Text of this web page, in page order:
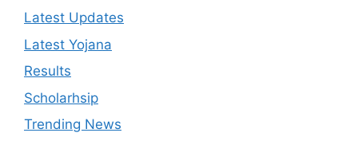
Latest Updates
Latest Yojana
Results
Scholarhsip
Trending News